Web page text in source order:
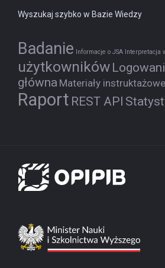
Wyszukaj szybko w Bazie Wiedzy
Badanie Informacje o JSA Interpretacja
użytkowników
główna Materiały instruktażowe
Raport REST API